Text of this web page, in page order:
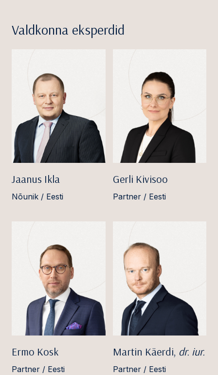
Valdkonna eksperdid
Jaanus Ikla
Nõunik / Eesti
Gerli Kivisoo
Partner / Eesti
Ermo Kosk
Partner / Eesti
Martin Käerdi, dr. iur.
Partner / Eesti